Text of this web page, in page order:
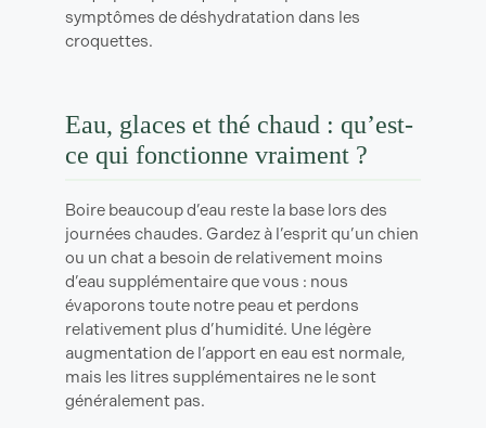
symptômes de déshydratation dans les
croquettes.
Eau, glaces et thé chaud : qu’est-
ce qui fonctionne vraiment ?
Boire beaucoup d’eau reste la base lors des
journées chaudes. Gardez à l’esprit qu’un chien
ou un chat a besoin de relativement moins
d’eau supplémentaire que vous : nous
évaporons toute notre peau et perdons
relativement plus d’humidité. Une légère
augmentation de l’apport en eau est normale,
mais les litres supplémentaires ne le sont
généralement pas.